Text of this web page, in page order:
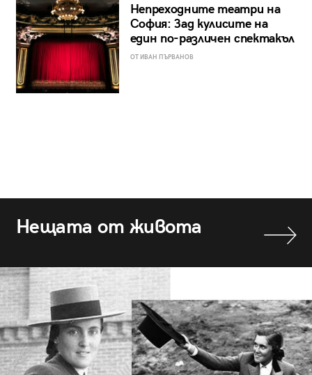
Непреходните театри на
София: Зад кулисите на
един по-различен спектакъл
ОТ ИВАН ПЪРВАНОВ
Нещата от живота